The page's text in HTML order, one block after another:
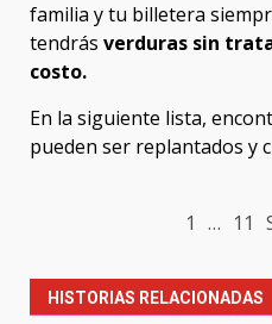
familia y tu billetera
tendrás verduras sin
costo.
En la siguiente lista,
pueden ser replantados y
1 … 11
HISTORIAS RELACIONADAS